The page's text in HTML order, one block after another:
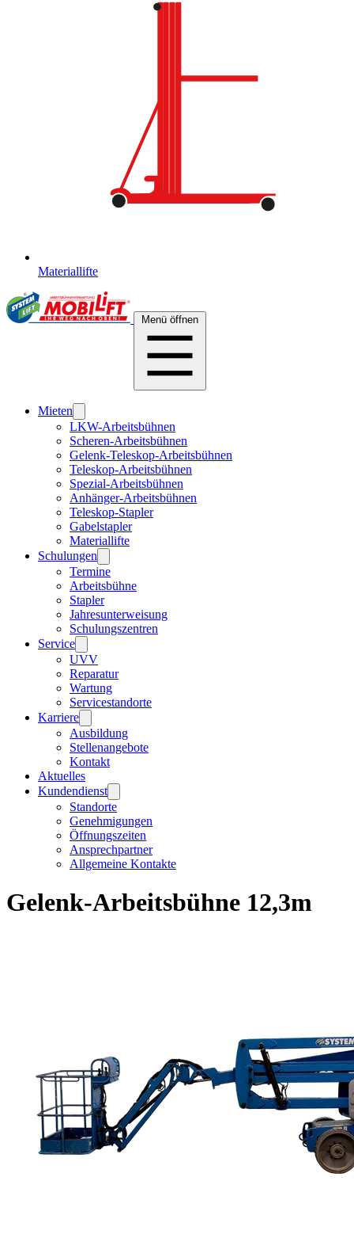
Materiallifte
Menü öffnen
Mieten
LKW-Arbeitsbühnen
Scheren-Arbeitsbühnen
Gelenk-Teleskop-Arbeitsbühnen
Teleskop-Arbeitsbühnen
Spezial-Arbeitsbühnen
Anhänger-Arbeitsbühnen
Teleskop-Stapler
Gabelstapler
Materiallifte
Schulungen
Termine
Arbeitsbühne
Stapler
Jahresunterweisung
Schulungszentren
Service
UVV
Reparatur
Wartung
Servicestandorte
Karriere
Ausbildung
Stellenangebote
Kontakt
Aktuelles
Kundendienst
Standorte
Genehmigungen
Öffnungszeiten
Ansprechpartner
Allgemeine Kontakte
Gelenk-Arbeitsbühne 12,3m